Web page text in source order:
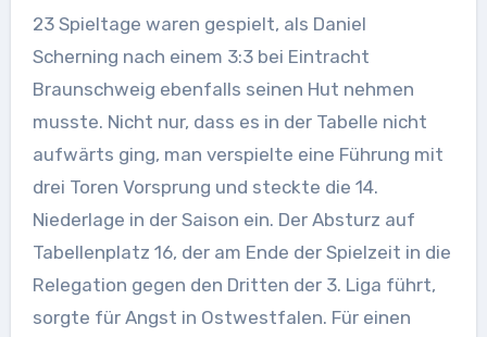
23 Spieltage waren gespielt, als Daniel
Scherning nach einem 3:3 bei Eintracht
Braunschweig ebenfalls seinen Hut nehmen
musste. Nicht nur, dass es in der Tabelle nicht
aufwärts ging, man verspielte eine Führung mit
drei Toren Vorsprung und steckte die 14.
Niederlage in der Saison ein. Der Absturz auf
Tabellenplatz 16, der am Ende der Spielzeit in die
Relegation gegen den Dritten der 3. Liga führt,
sorgte für Angst in Ostwestfalen. Für einen